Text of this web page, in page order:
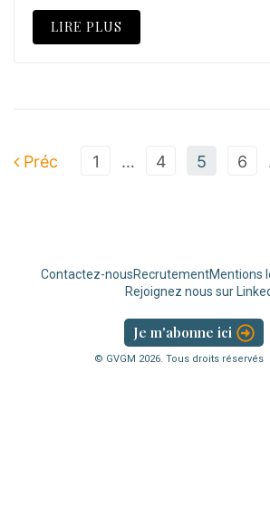
LIRE PLUS
Préc 1 … 4 5 6
Contactez-nousRecrutementMentions
Rejoignez nous sur
Je m'abonne ici
© GVGM 2026. Tous droits réservés